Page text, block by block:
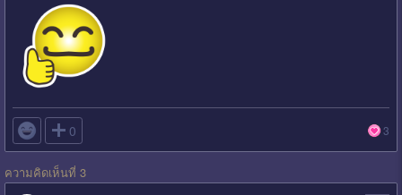
 0 3
ความคิดเห็นที่ 3